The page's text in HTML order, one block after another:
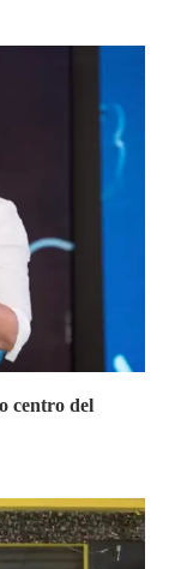
centro del